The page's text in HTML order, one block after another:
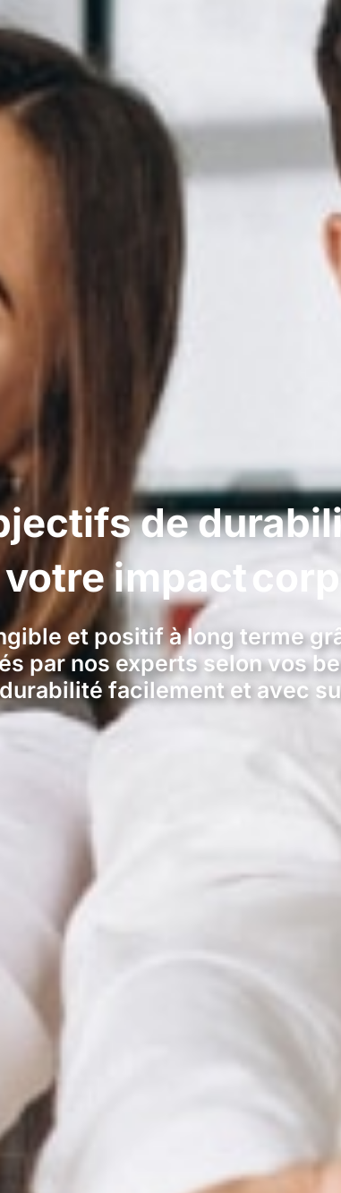
de
impact
et positif à long terme
par nos experts selon vos
facilement et avec